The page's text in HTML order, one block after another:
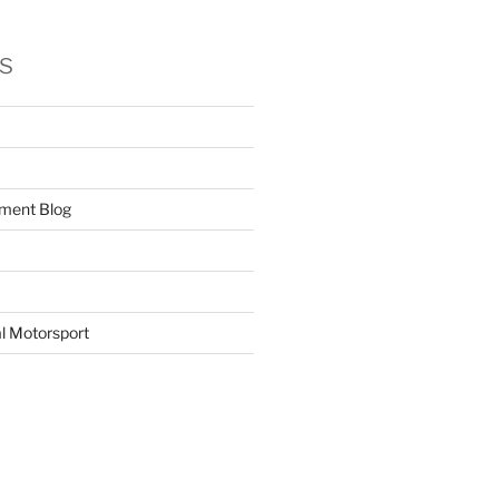
Blog
Motorsport